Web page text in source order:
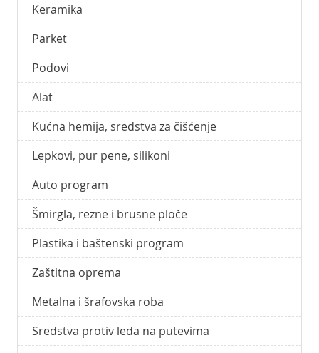
Keramika
Parket
Podovi
Alat
Kućna hemija, sredstva za čišćenje
Lepkovi, pur pene, silikoni
Auto program
Šmirgla, rezne i brusne ploče
Plastika i baštenski program
Zaštitna oprema
Metalna i šrafovska roba
Sredstva protiv leda na putevima